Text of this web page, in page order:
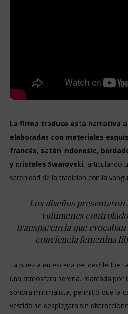
La firma traduce esta narrativa
elaboradas con materiales
francés, satén indonesio,
y cristales Swarovski, articulando
serenidad de la tradición con la
Los diseños presentaron
volúmenes
transparencia que
conciencia femenina
La puesta en escena del desfile fue
una atmósfera serena, marcada por
sonora minimalista, permitió que la
vestido se desplegara sin